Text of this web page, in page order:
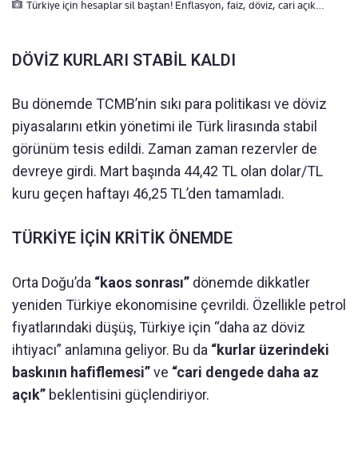
Türkiye için hesaplar sil baştan! Enflasyon, faiz, döviz, cari açık…
DÖVİZ KURLARI STABİL KALDI
Bu dönemde TCMB’nin sıkı para politikası ve döviz
piyasalarını etkin yönetimi ile Türk lirasında stabil
görünüm tesis edildi. Zaman zaman rezervler de
devreye girdi. Mart başında 44,42 TL olan dolar/TL
kuru geçen haftayı 46,25 TL’den tamamladı.
TÜRKİYE İÇİN KRİTİK ÖNEMDE
Orta Doğu’da “kaos sonrası” dönemde dikkatler
yeniden Türkiye ekonomisine çevrildi. Özellikle petrol
fiyatlarındaki düşüş, Türkiye için “daha az döviz
ihtiyacı” anlamına geliyor. Bu da “kurlar üzerindeki
baskının hafiflemesi”ve “cari dengede daha az
açık” beklentisini güçlendiriyor.